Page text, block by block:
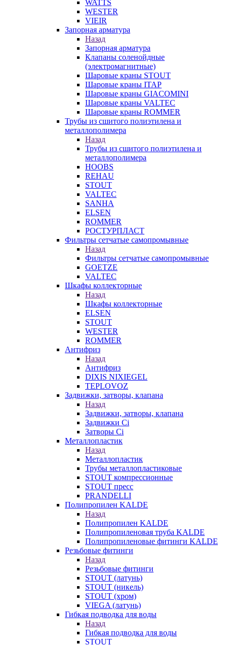
WATTS
WESTER
VIEIR
Запорная арматура
Назад
Запорная арматура
Клапаны соленойдные
(электромагнитные)
Шаровые краны STOUT
Шаровые краны ITAP
Шаровые краны GIACOMINI
Шаровые краны VALTEC
Шаровые краны ROMMER
Трубы из сшитого полиэтилена и
металлополимера
Назад
Трубы из сшитого полиэтилена и
металлополимера
HOOBS
REHAU
STOUT
VALTEC
SANHA
ELSEN
ROMMER
РОСТУРПЛАСТ
Фильтры сетчатые самопромывные
Назад
Фильтры сетчатые самопромывные
GOETZE
VALTEC
Шкафы коллекторные
Назад
Шкафы коллекторные
ELSEN
STOUT
WESTER
ROMMER
Антифриз
Назад
Антифриз
DIXIS NIXIEGEL
TEPLOVOZ
Задвижки, затворы, клапана
Назад
Задвижки, затворы, клапана
Задвижки Ci
Затворы Ci
Металлопластик
Назад
Металлопластик
Трубы металлопластиковые
STOUT компрессионные
STOUT пресс
PRANDELLI
Полипропилен KALDE
Назад
Полипропилен KALDE
Полипропиленовая труба KALDE
Полипропиленовые фитинги KALDE
Резьбовые фитинги
Назад
Резьбовые фитинги
STOUT (латунь)
STOUT (никель)
STOUT (хром)
VIEGA (латунь)
Гибкая подводка для воды
Назад
Гибкая подводка для воды
STOUT